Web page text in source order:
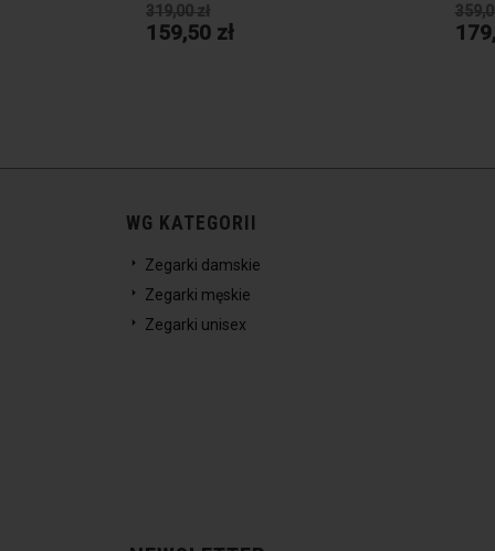
319,00 zł
159,50 zł
WG KATEGORII
Zegarki damskie
Zegarki męskie
Zegarki unisex